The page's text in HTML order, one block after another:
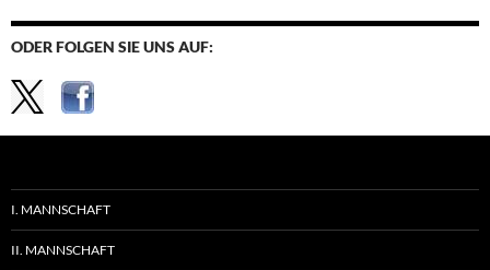
ODER FOLGEN SIE UNS AUF:
I. MANNSCHAFT
II. MANNSCHAFT